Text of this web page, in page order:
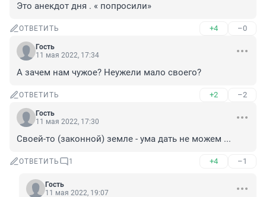
Это анекдот дня . « попросили»
ОТВЕТИТЬ +4 –0
Гость
11 мая 2022, 17:34
А зачем нам чужое? Неужели мало своего?
ОТВЕТИТЬ +2 –2
Гость
11 мая 2022, 17:30
Своей-то (законной) земле - ума дать не можем ...
ОТВЕТИТЬ 1 +4 –1
Гость
11 мая 2022, 19:07